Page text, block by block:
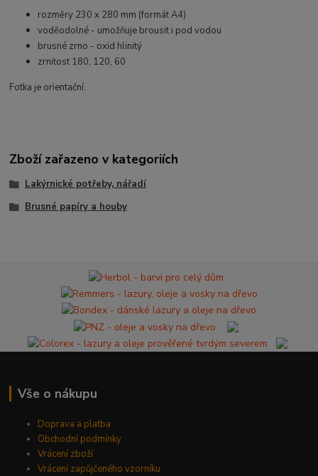
rozměry 230 x 280 mm (formát A4)
voděodolné - umožňuje brousit i pod vodou
brusné zrno - oxid hlinitý
zrnitost 180, 120, 60
Fotka je orientační.
Zboží zařazeno v kategoriích
Lakýrnické potřeby, nářadí
Brusné papíry a houby
Vše o nákupu
Doprava a platba
Obchodní podmínky
Vrácení zboží
Vrácení zapůjčeného vzorníku